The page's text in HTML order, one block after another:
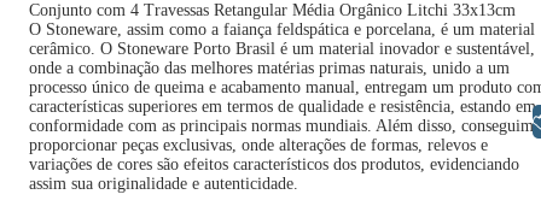
Conjunto com 4 Travessas Retangular Média Orgânico Litchi 33x13cm
O Stoneware, assim como a faiança feldspática e porcelana, é um material
cerâmico. O Stoneware Porto Brasil é um material inovador e sustentável,
onde a combinação das melhores matérias primas naturais, unido a um
processo único de queima e acabamento manual, entregam um produto
características superiores em termos de qualidade e resistência, estando em
conformidade com as principais normas mundiais. Além disso,
proporcionar peças exclusivas, onde alterações de formas, relevos e
variações de cores são efeitos característicos dos produtos, evidenciando
assim sua originalidade e autenticidade.
Libras